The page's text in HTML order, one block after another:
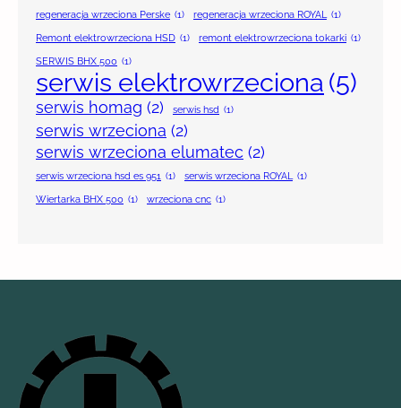
regeneracja wrzeciona Perske (1) regeneracja wrzeciona ROYAL (1)
Remont elektrowrzeciona HSD (1) remont elektrowrzeciona tokarki (1)
SERWIS BHX 500 (1)
serwis elektrowrzeciona (5)
serwis homag (2) serwis hsd (1)
serwis wrzeciona (2)
serwis wrzeciona elumatec (2)
serwis wrzeciona hsd es 951 (1) serwis wrzeciona ROYAL (1)
Wiertarka BHX 500 (1) wrzeciona cnc (1)